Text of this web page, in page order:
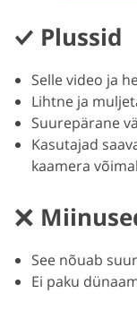
Plussid
Selle video ja
Lihtne ja
Suurepärane
Kasutajad
kaamera
See nõuab
Ei paku